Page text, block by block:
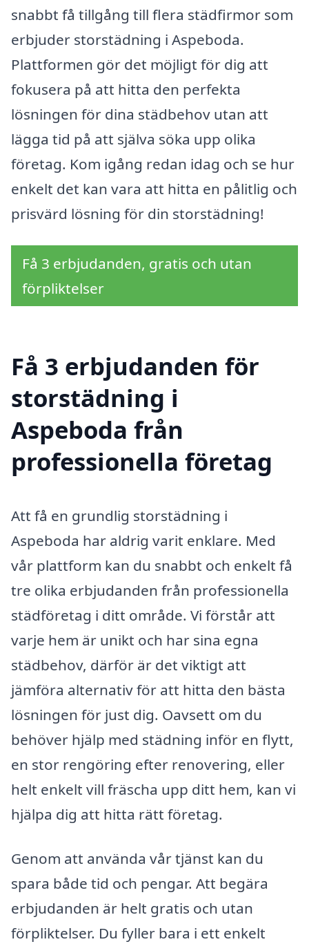
snabbt få tillgång till flera städfirmor som
erbjuder storstädning i Aspeboda.
Plattformen gör det möjligt för dig att
fokusera på att hitta den perfekta
lösningen för dina städbehov utan att
lägga tid på att själva söka upp olika
företag. Kom igång redan idag och se hur
enkelt det kan vara att hitta en pålitlig och
prisvärd lösning för din storstädning!
Få 3 erbjudanden, gratis och utan
förpliktelser
Få 3 erbjudanden för
storstädning i
Aspeboda från
professionella företag
Att få en grundlig storstädning i
Aspeboda har aldrig varit enklare. Med
vår plattform kan du snabbt och enkelt få
tre olika erbjudanden från professionella
städföretag i ditt område. Vi förstår att
varje hem är unikt och har sina egna
städbehov, därför är det viktigt att
jämföra alternativ för att hitta den bästa
lösningen för just dig. Oavsett om du
behöver hjälp med städning inför en flytt,
en stor rengöring efter renovering, eller
helt enkelt vill fräscha upp ditt hem, kan vi
hjälpa dig att hitta rätt företag.
Genom att använda vår tjänst kan du
spara både tid och pengar. Att begära
erbjudanden är helt gratis och utan
förpliktelser. Du fyller bara i ett enkelt